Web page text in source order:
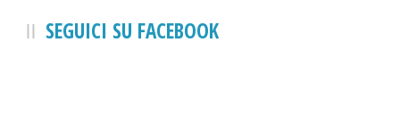
SEGUICI SU FACEBOOK